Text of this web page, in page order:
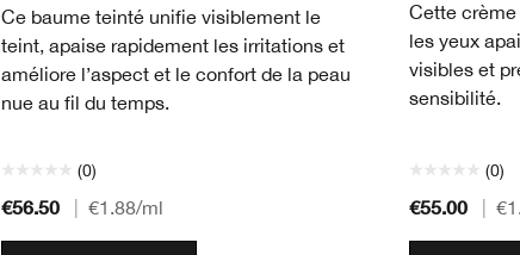
Ce baume teinté unifie visiblement le
teint, apaise rapidement les irritations et
améliore l’aspect et le confort de la peau
nue au fil du temps.
(0)
€56.50 €1.88/ml
Cette
les yeux
visibles et
sensibilité.
(0)
€55.00